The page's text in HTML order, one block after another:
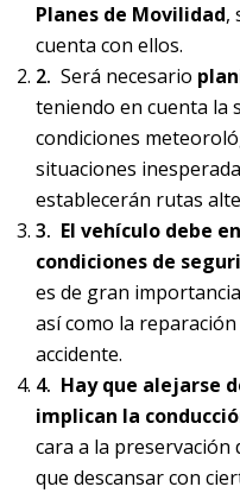
Planes de Movilidad,
cuenta con ellos.
Será necesario
teniendo en cuenta la
condiciones
situaciones
establecerán rutas
El vehículo debe
condiciones de
es de gran
así como la
accidente.
Hay que alejarse
implican la
cara a la preservación
que descansar con